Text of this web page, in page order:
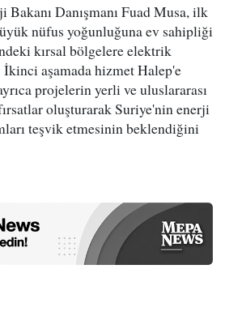
Danışmanı Fuad Musa, ilk
nüfus yoğunluğuna ev sahipliği
kırsal bölgelere elektrik
İkinci aşamada hizmet Halep'e
projelerin yerli ve uluslararası
oluşturarak Suriye'nin enerji
teşvik etmesinin beklendiğini